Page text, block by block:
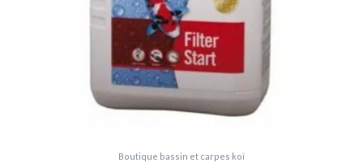
Boutique bassin et carpes koï
choisies
du